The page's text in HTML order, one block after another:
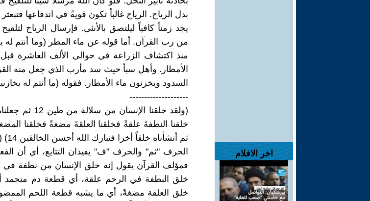
اخر الافلام
بدل الرياح. الرياح غالباً تكون قويةً في اندفاعها
يجد زمناً كافياً ليلتصق بالأنثى. فإرسال الرياح
من رب القرآن. أما قوله عن ماء المطر (وما أنتم له
منذ اكتشاف الزراعة في حوالي الألف العاشرة
الأمطار. وأهل سبأ حيث سد مأرب الذي جعل منه
السدود ويخزنون ماء الأمطار. فقوله (ما أنتم له
--------------------
خلقنا النطفةَ علقةً فخلقنا العلقةَ مضغةً فخلقنا
ثم أنشأناه خلقاً أخرا فتبارك الله أحسن الخالقين 14) (المؤمنون).
الحرف "ثم" والحرف "ف" يفيدان التتابع، أي أن
فمؤلف القرآن يقول إنه خلق الإنسان من نطفة
خلق النطفة في الرحم علقة، أي قطعة دم متجمد
خلق العلقة مضغةً، أي ما يشبه قطعة اللحم